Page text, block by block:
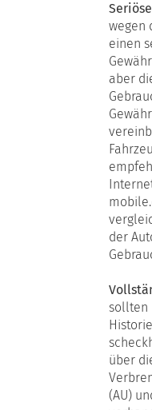
wegen
einen
aber
der
sollten
über
(AU)